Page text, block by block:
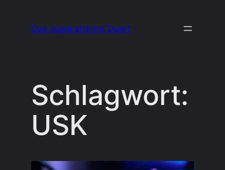
Das quadratische Duett
Schlagwort:
USK